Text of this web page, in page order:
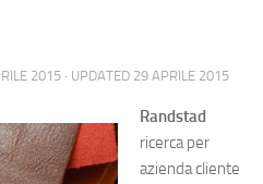
2015 · UPDATED 29 APRILE 2015
Randstad
ricerca per
azienda cliente